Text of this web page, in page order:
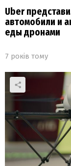
Uber
автомобили и
еды дронами
7 років тому